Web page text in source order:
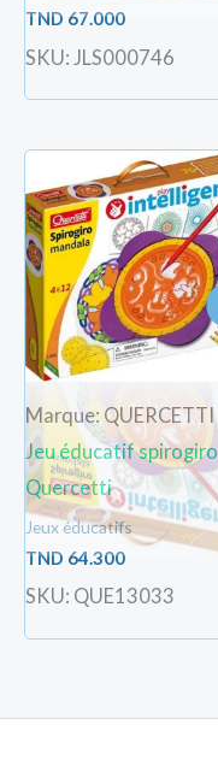
TND 67.000
SKU: JLS000746
Marque: QUERCETTI
Jeu éducatif spirogiro
Quercetti
Jeux éducatifs
TND 64.300
SKU: QUE13033